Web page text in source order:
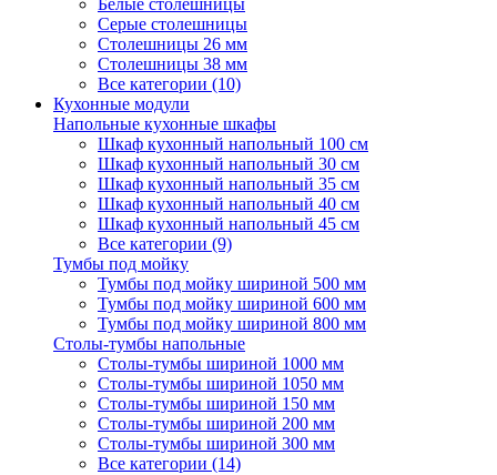
Белые столешницы
Серые столешницы
Столешницы 26 мм
Столешницы 38 мм
Все категории (10)
Кухонные модули
Напольные кухонные шкафы
Шкаф кухонный напольный 100 см
Шкаф кухонный напольный 30 см
Шкаф кухонный напольный 35 см
Шкаф кухонный напольный 40 см
Шкаф кухонный напольный 45 см
Все категории (9)
Тумбы под мойку
Тумбы под мойку шириной 500 мм
Тумбы под мойку шириной 600 мм
Тумбы под мойку шириной 800 мм
Столы-тумбы напольные
Столы-тумбы шириной 1000 мм
Столы-тумбы шириной 1050 мм
Столы-тумбы шириной 150 мм
Столы-тумбы шириной 200 мм
Столы-тумбы шириной 300 мм
Все категории (14)